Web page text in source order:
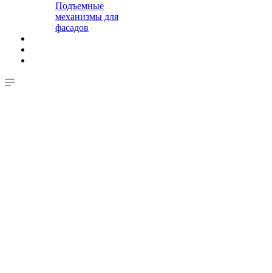
Подъемные
механизмы для
фасадов